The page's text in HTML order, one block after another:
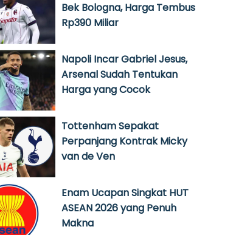
Bek Bologna, Harga Tembus
Rp390 Miliar
Napoli Incar Gabriel Jesus,
Arsenal Sudah Tentukan
Harga yang Cocok
Tottenham Sepakat
Perpanjang Kontrak Micky
van de Ven
Enam Ucapan Singkat HUT
ASEAN 2026 yang Penuh
Makna